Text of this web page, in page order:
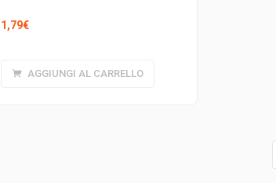
1,79€
AGGIUNGI AL CARRELLO